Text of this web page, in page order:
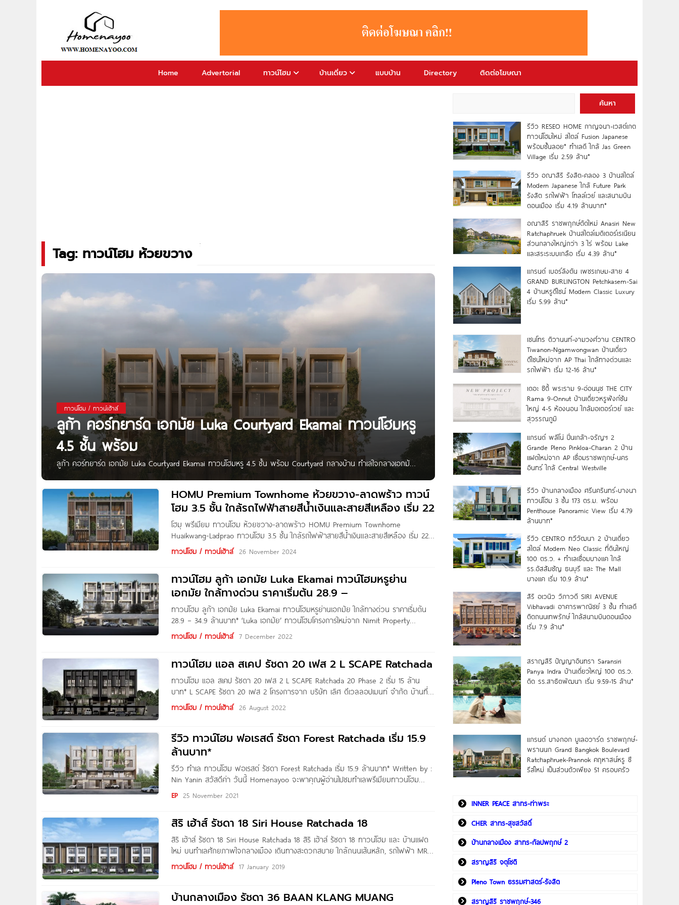
Home Advertorial ทาวน์โฮม บ้านเดี่ยว แบบบ้าน Directory ติดต่อโฆษณา
Tag: ทาวน์โฮม ห้วยขวาง
ทาวน์โฮม / ทาวน์เฮ้าส์
ลูก้า คอร์ทยาร์ด เอกมัย Luka Courtyard Ekamai ทาวน์โฮมหรู
4.5 ชั้น พร้อม
ลูก้า คอร์ทยาร์ด เอกมัย Luka Courtyard Ekamai ทาวน์โฮมหรู 4.5 ชั้น พร้อม Courtyard กลางบ้าน ทำเลใจกลางเอกมัย
ภายในซอยเพชรพระราม 3 ถนนประดิษฐ์มนูธรรม แขวงบางกะปิ เขตห้วยขวาง กทม.
HOMU Premium Townhome ห้วยขวาง-ลาดพร้าว ทาวน์
โฮม 3.5 ชั้น ใกล้รถไฟฟ้าสายสีน้ำเงินและสายสีเหลือง เริ่ม 22
โฮมุ พรีเมียม ทาวน์โฮม ห้วยขวาง-ลาดพร้าว HOMU Premium Townhome
Huaikwang-Ladprao ทาวน์โฮม 3.5 ชั้น ใกล้รถไฟฟ้าสายสีน้ำเงินและสายสีเหลือง เริ่ม 22
ล้าน* HOMU Premium Townhome ห้วยขวาง-ลาดพร้าว ทาวน์โฮม จาก บริษัท มี
สไตล์ พร็อพเพอร์ตี้ จำกัด ที่ตั้งโครงการอยู่ซอยประชาราษฎร์บำเพ็ญ 26 แยก 8 แขวง
ทาวน์โฮม / ทาวน์เฮ้าส์ 26 November 2024
ทาวน์โฮม ลูก้า เอกมัย Luka Ekamai ทาวน์โฮมหรูย่าน
เอกมัย ใกล้ทางด่วน ราคาเริ่มต้น 28.9 –
ทาวน์โฮม ลูก้า เอกมัย Luka Ekamai ทาวน์โฮมหรูย่านเอกมัย ใกล้ทางด่วน ราคาเริ่มต้น
28.9 – 34.9 ล้านบาท* ‘Luka เอกมัย’ ทาวน์โฮมโครงการใหม่จาก Nimit Property
โครงการตั้งอยู่ซอยกำเนิดทรัพย์ 2 แขวงบางกะปิ เขตห้วยขวาง กทม. บนทำเลใจกลางเมือง
ย่านเอกมัย-พระราม 9 เดินทางสะดวก เชื่อมต่อเส้นทางรถไฟฟ้าถึง 3 สาย สายสีเหลือง,
ทาวน์โฮม / ทาวน์เฮ้าส์ 7 December 2022
ทาวน์โฮม แอล สเคป รัชดา 20 เฟส 2 L SCAPE Ratchada
ทาวน์โฮม แอล สเคป รัชดา 20 เฟส 2 L SCAPE Ratchada 20 Phase 2 เริ่ม 15 ล้าน
บาท* L SCAPE รัชดา 20 เฟส 2 โครงการจาก บริษัท เลิศ ดีเวลลอปเมนท์ จำกัด บ้านที่
เป็นได้มากกว่าแค่ที่อยู่อาศัย ด้วยฟังก์ชันที่สามารถปรับเปลี่ยนได้ตามไลฟสไตล์คุณ ตอบ
โจทย์ทั้งพักผ่อนและทำงาน โครงการตั้งอยู่ภายในซอยรัชดาภิเษก 20 (ซอยรุ่งเรือง)
ทาวน์โฮม / ทาวน์เฮ้าส์ 26 August 2022
รีวิว ทาวน์โฮม ฟอเรสต์ รัชดา Forest Ratchada เริ่ม 15.9
ล้านบาท*
รีวิว ทำเล ทาวน์โฮม ฟอเรสต์ รัชดา Forest Ratchada เริ่ม 15.9 ล้านบาท* Written by :
Nin Yanin สวัสดีค่า วันนี้ Homenayoo จะพาคุณผู้อ่านไปชมทำเลพรีเมียมทาวน์โฮม
โครงการใหม่ บนทำเลศักยภาพโซนรัชดา-ห้วยขวางกันค่ะ กับโครงการ Forest รัช
ดา จาก 365 Estate โดยโครงการตั้งอยู่ภายในซอย 20 มิถุนา แยก 5 แขวงสามเสนนอก
EP 25 November 2021
สิริ เฮ้าส์ รัชดา 18 Siri House Ratchada 18
สิริ เฮ้าส์ รัชดา 18 Siri House Ratchada 18 สิริ เฮ้าส์ รัชดา 18 ทาวน์โฮม และ บ้านแฝด
ใหม่ บนทำเลศักยภาพใจกลางเมือง เดินทางสะดวกสบาย ใกล้ถนนเส้นหลัก, รถไฟฟ้า MRT
ห้วยขวาง และ รถไฟฟ้าสายสีเหลือง โครงการในอนาคต ราคาเริ่มต้น 5.99 ล้านบาท* ชื่อ
โครงการ สิริ เฮ้าส์
ทาวน์โฮม / ทาวน์เฮ้าส์ 17 January 2019
บ้านกลางเมือง รัชดา 36 BAAN KLANG MUANG
ค้นหา
รีวิว RESEO HOME กาญจนา-เวสต์เกต
ทาวน์โฮมใหม่ สไตล์ Fusion Japanese
พร้อมชั้นลอย* ทำเลดี ใกล้ Jas Green
Village เริ่ม 2.59 ล้าน*
รีวิว อณาสิริ รังสิต-คลอง 3 บ้านสไตล์
Modern Japanese ใกล้ Future Park
รังสิต รถไฟฟ้า โทลล์เวย์ และสนามบิน
ดอนเมือง เริ่ม 4.19 ล้านบาท*
อณาสิริ ราชพฤกษ์ตัดใหม่ Anasiri New
Ratchaphruek บ้านสไตล์เมดิเตอร์เรเนียน
ส่วนกลางใหญ่กว่า 3 ไร่ พร้อม Lake
และสระระบบเกลือ เริ่ม 4.39 ล้าน*
แกรนด์ เบอร์ลิงตัน เพชรเกษม-สาย 4
GRAND BURLINGTON Petchkasem-Sai
4 บ้านหรูดีไซน์ Modern Classic Luxury
เริ่ม 5.99 ล้าน*
เซนโทร ติวานนท์-งามวงศ์วาน CENTRO
Tiwanon-Ngamwongwan บ้านเดี่ยว
ดีไซน์ใหม่จาก AP Thai ใกล้ทางด่วนและ
รถไฟฟ้า เริ่ม 12-16 ล้าน*
เดอะ ซิตี้ พระราม 9-อ่อนนุช THE CITY
Rama 9-Onnut บ้านเดี่ยวหรูฟังก์ชัน
ใหญ่ 4-5 ห้องนอน ใกล้มอเตอร์เวย์ และ
สุวรรณภูมิ
แกรนด์ พลีโน่ ปิ่นเกล้า-จรัญฯ 2
Grande Pleno Pinkloa-Charan 2 บ้าน
แฝดใหม่จาก AP เชื่อมราชพฤกษ์-นคร
อินทร์ ใกล้ Central Westville
รีวิว บ้านกลางเมือง ศรีนครินทร์-บางนา
ทาวน์โฮม 3 ชั้น 173 ตร.ม. พร้อม
Penthouse Panoramic View เริ่ม 4.79
ล้านบาท*
รีวิว CENTRO ทวีวัฒนา 2 บ้านเดี่ยว
สไตล์ Modern Neo Classic ที่ดินใหญ่
100 ตร.ว. + ทำเลเชื่อมบางแค ใกล้
รร.อัสสัมชัญ ธนบุรี และ The Mall
บางแค เริ่ม 10.9 ล้าน*
สิริ อเวนิว วิภาวดี SIRI AVENUE
Vibhavadi อาคารพาณิชย์ 3 ชั้น ทำเลดี
ติดถนนเทพรักษ์ ใกล้สนามบินดอนเมือง
เริ่ม 7.9 ล้าน*
สราญสิริ ปัญญาอินทรา Saransiri
Panya Indra บ้านเดี่ยวใหญ่ 100 ตร.ว.
ดิด รร.สาธิตพัฒนา เริ่ม 9.59-15 ล้าน*
แกรนด์ บางกอก บูเลอวาร์ด ราชพฤกษ์-
พรานนก Grand Bangkok Boulevard
Ratchaphruek-Prannok คฤหาสน์หรู ซี
รีส์ใหม่ เป็นส่วนตัวเพียง 51 ครอบครัว
INNER PEACE สาทร-ท่าพระ
CHER สาทร-สุขสวัสดิ์
บ้านกลางเมือง สาทร-กัลปพฤกษ์ 2
สราญสิริ จตุโชติ
Pleno Town ธรรมศาสตร์-รังสิต
สราญสิริ ราชพฤกษ์-346